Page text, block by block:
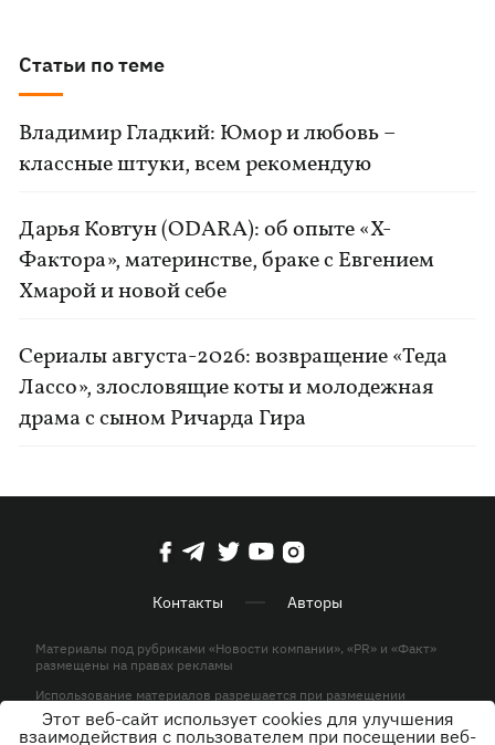
Статьи по теме
Владимир Гладкий: Юмор и любовь –
классные штуки, всем рекомендую
Дарья Ковтун (ODARA): об опыте «Х-
Фактора», материнстве, браке с Евгением
Хмарой и новой себе
Сериалы августа-2026: возвращение «Теда
Лассо», злословящие коты и молодежная
драма с сыном Ричарда Гира
Контакты Авторы
Материалы под рубриками «Новости компании», «PR» и «Факт»
размещены на правах рекламы
Использование материалов разрешается при размещении
активной гиперссылки на KP.UA в первом абзаце.
© ООО «ЮЛАВ МЕДИА»,2026. Все права защищены.
Этот веб-сайт использует cookies для улучшения
взаимодействия с пользователем при посещении веб-